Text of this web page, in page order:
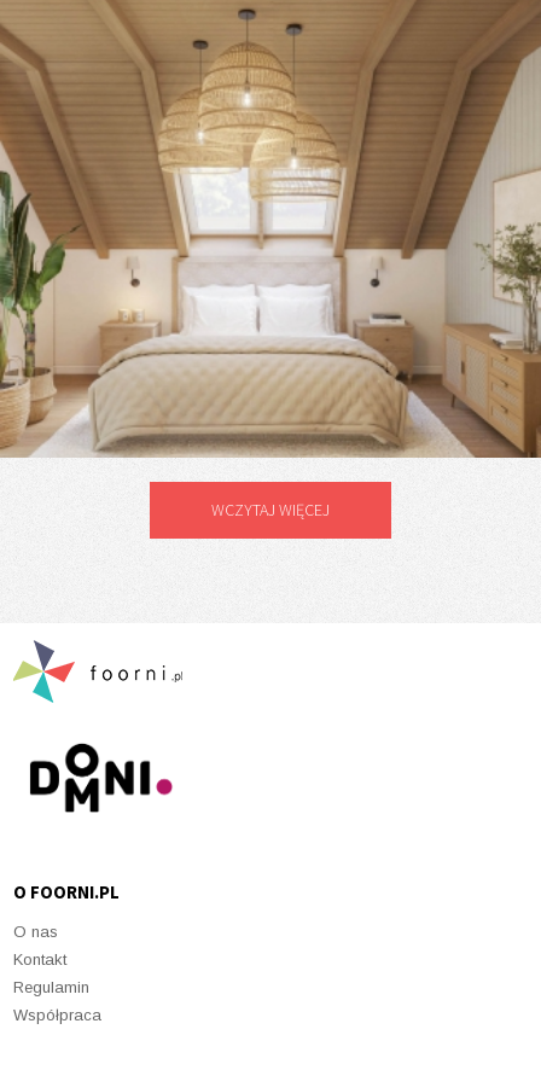
WCZYTAJ WIĘCEJ
O FOORNI.PL
O nas
Kontakt
Regulamin
Współpraca